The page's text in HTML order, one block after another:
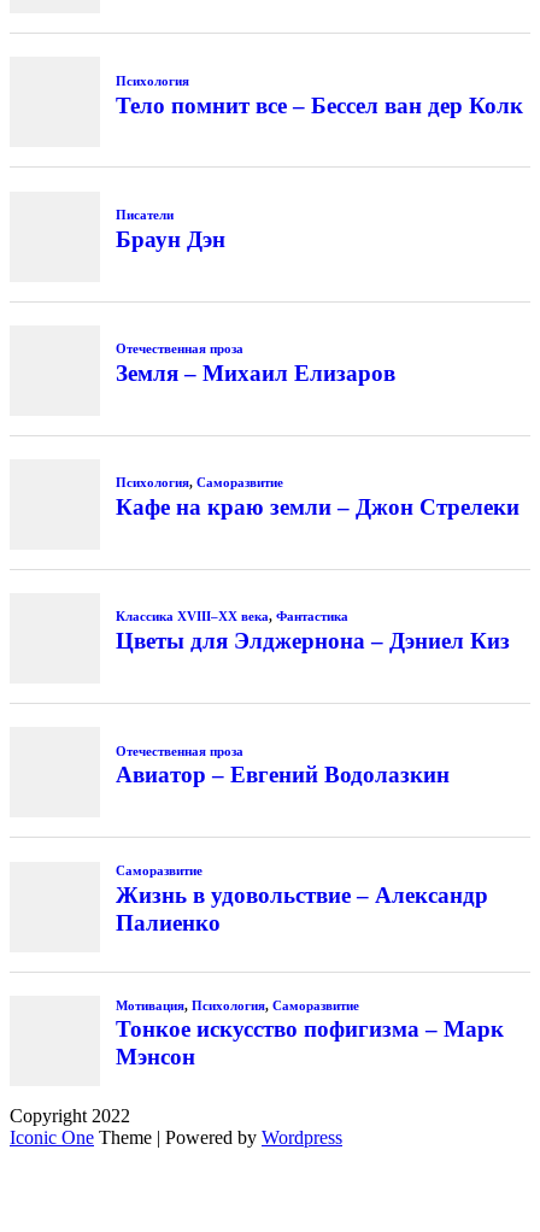
Психология
Тело помнит все – Бессел ван дер Колк
Писатели
Браун Дэн
Отечественная проза
Земля – Михаил Елизаров
Психология, Саморазвитие
Кафе на краю земли – Джон Стрелеки
Классика XVIII–XX века, Фантастика
Цветы для Элджернона – Дэниел Киз
Отечественная проза
Авиатор – Евгений Водолазкин
Саморазвитие
Жизнь в удовольствие – Александр
Палиенко
Мотивация, Психология, Саморазвитие
Тонкое искусство пофигизма – Марк
Мэнсон
Copyright 2022
Iconic One Theme | Powered by Wordpress